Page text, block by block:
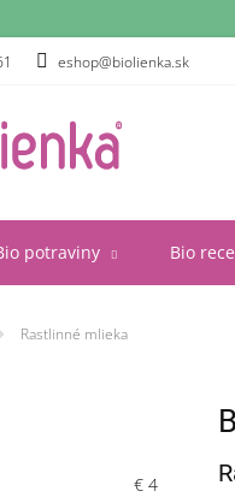
eshop@biolienka.sk
potraviny Bio
Rastlinné mlieka
€ 4